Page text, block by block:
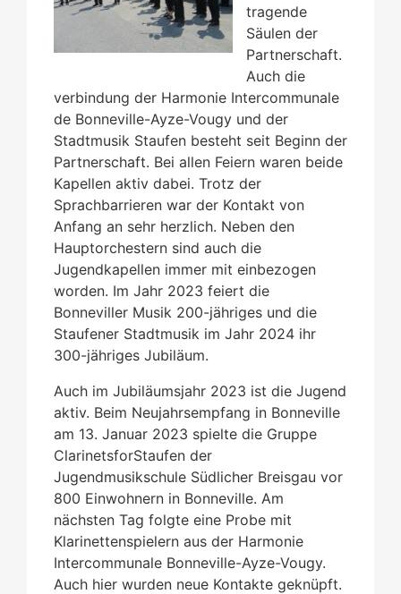
tragende
Säulen der
Partnerschaft.
Auch die
verbindung der Harmonie Intercommunale
de Bonneville-Ayze-Vougy und der
Stadtmusik Staufen besteht seit Beginn der
Partnerschaft. Bei allen Feiern waren beide
Kapellen aktiv dabei. Trotz der
Sprachbarrieren war der Kontakt von
Anfang an sehr herzlich. Neben den
Hauptorchestern sind auch die
Jugendkapellen immer mit einbezogen
worden. Im Jahr 2023 feiert die
Bonneviller Musik 200-jähriges und die
Staufener Stadtmusik im Jahr 2024 ihr
300-jähriges Jubiläum.
Auch im Jubiläumsjahr 2023 ist die Jugend
aktiv. Beim Neujahrsempfang in Bonneville
am 13. Januar 2023 spielte die Gruppe
ClarinetsforStaufen der
Jugendmusikschule Südlicher Breisgau vor
800 Einwohnern in Bonneville. Am
nächsten Tag folgte eine Probe mit
Klarinettenspielern aus der Harmonie
Intercommunale Bonneville-Ayze-Vougy.
Auch hier wurden neue Kontakte geknüpft.